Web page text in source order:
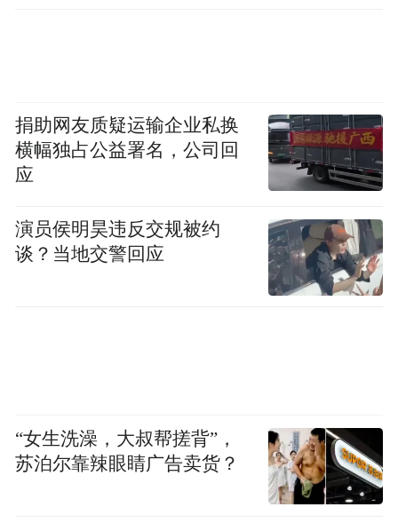
捐助网友质疑运输企业私换
横幅独占公益署名，公司回
应
演员侯明昊违反交规被约
谈？当地交警回应
“女生洗澡，大叔帮搓背”，
苏泊尔靠辣眼睛广告卖货？